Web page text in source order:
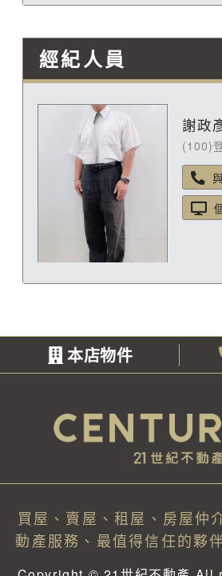
經紀人員
謝政
(100)
本店物件
買屋、賣屋、租屋、房屋仲
動產服務、最值得信任的夥